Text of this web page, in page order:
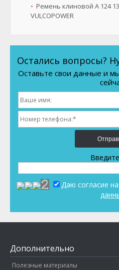
Ремень клиновой A 124
VULCOPOWER
Остались вопросы?
Оставьте свои данные и
Даю согласие на
Дополнительно
Полезные материалы